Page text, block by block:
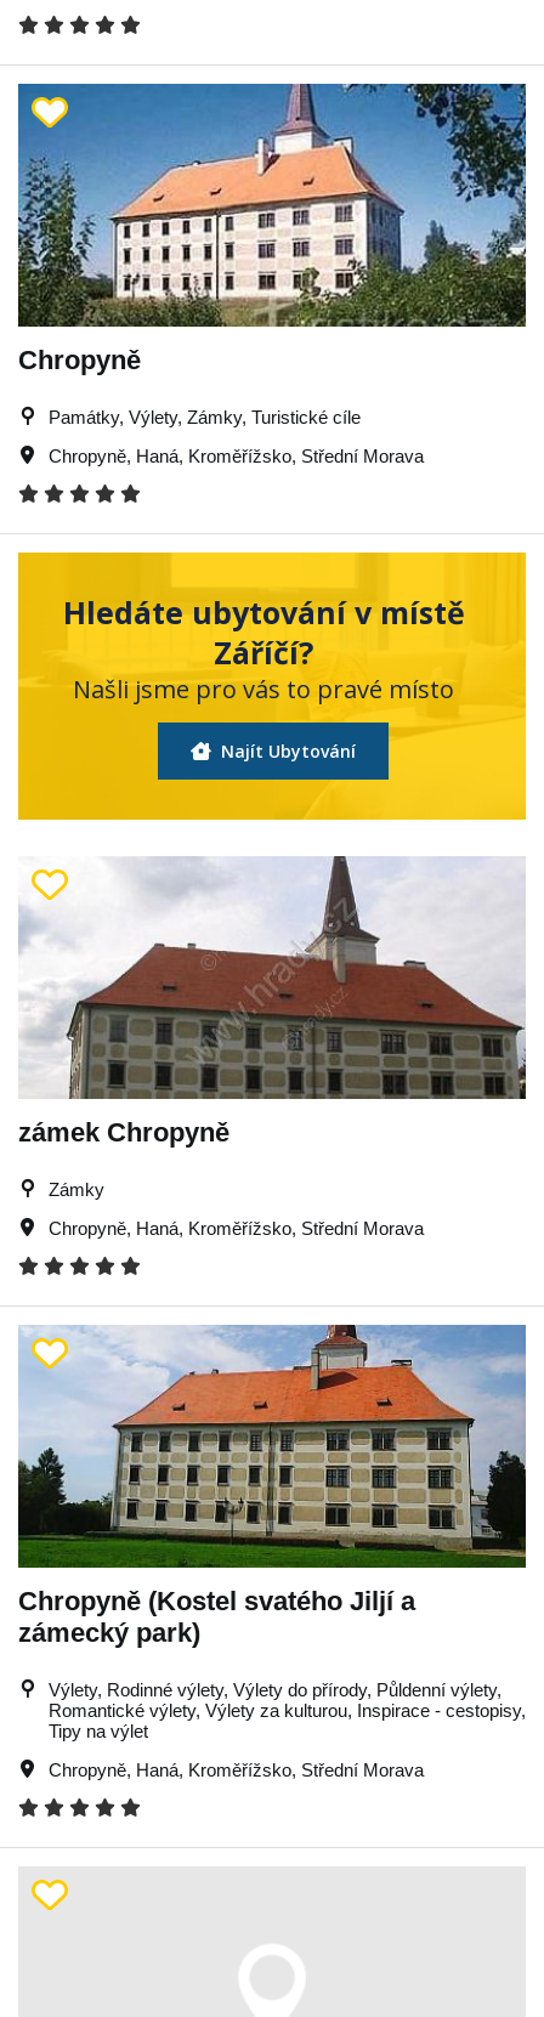
Chropyně
Památky, Výlety, Zámky, Turistické cíle
Chropyně, Haná, Kroměřížsko, Střední Morava
Hledáte ubytování v místě
Záříčí?
Našli jsme pro vás to pravé místo
Najít Ubytování
zámek Chropyně
Zámky
Chropyně, Haná, Kroměřížsko, Střední Morava
Chropyně (Kostel svatého Jiljí a
zámecký park)
Výlety, Rodinné výlety, Výlety do přírody, Půldenní výlety,
Romantické výlety, Výlety za kulturou, Inspirace - cestopisy,
Tipy na výlet
Chropyně, Haná, Kroměřížsko, Střední Morava